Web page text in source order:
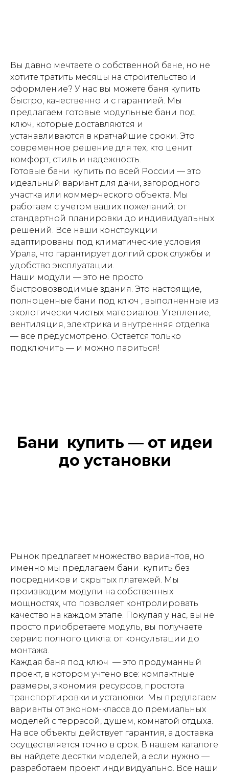
Вы давно мечтаете о собственной бане, но не
хотите тратить месяцы на строительство и
оформление? У нас вы можете баня купить
быстро, качественно и с гарантией. Мы
предлагаем готовые модульные бани под
ключ, которые доставляются и
устанавливаются в кратчайшие сроки. Это
современное решение для тех, кто ценит
комфорт, стиль и надежность.
Готовые бани купить по всей России — это
идеальный вариант для дачи, загородного
участка или коммерческого объекта. Мы
работаем с учетом ваших пожеланий: от
стандартной планировки до индивидуальных
решений. Все наши конструкции
адаптированы под климатические условия
Урала, что гарантирует долгий срок службы и
удобство эксплуатации.
Наши модули — это не просто
быстровозводимые здания. Это настоящие,
полноценные бани под ключ , выполненные из
экологически чистых материалов. Утепление,
вентиляция, электрика и внутренняя отделка
— все предусмотрено. Остается только
подключить — и можно париться!
Бани купить — от идеи
до установки
Рынок предлагает множество вариантов, но
именно мы предлагаем бани купить без
посредников и скрытых платежей. Мы
производим модули на собственных
мощностях, что позволяет контролировать
качество на каждом этапе. Покупая у нас, вы не
просто приобретаете модуль, вы получаете
сервис полного цикла: от консультации до
монтажа.
Каждая баня под ключ — это продуманный
проект, в котором учтено все: компактные
размеры, экономия ресурсов, простота
транспортировки и установки. Мы предлагаем
варианты от эконом-класса до премиальных
моделей с террасой, душем, комнатой отдыха.
На все объекты действует гарантия, а доставка
осуществляется точно в срок. В нашем каталоге
вы найдете десятки моделей, а если нужно —
разработаем проект индивидуально. Все наши